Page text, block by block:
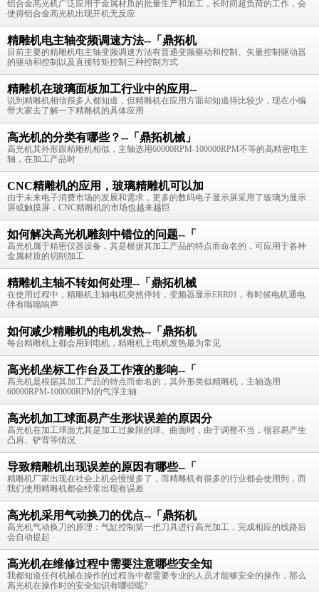
铝合金高光机广泛应用于金属材质的批量生产和加工，长时间超负荷的工作，会
使得铝合金高光机出现开机无反应
精雕机电主轴变频调速方法--「鼎拓机
目前主要的精雕机电主轴变频调速方法有普通变频驱动和控制、矢量控制驱动器
的驱动和控制以及直接转矩控制三种控制方式
精雕机在玻璃面板加工行业中的应用--
说到精雕机相信很多人都知道，但精雕机在应用方面却知道得比较少，现在小编
带大家去了解一下精雕机的具体应用
高光机的分类有哪些？--「鼎拓机械」
高光机其外形跟精雕机相似，主轴选用60000RPM-100000RPM不等的高精密电主
轴，在加工产品时
CNC精雕机的应用，玻璃精雕机可以加
由于未来电子消费市场的发展和需求，更多的数码电子显示屏采用了玻璃为显示
屏或触摸屏，CNC精雕机的市场也越来越巨
如何解决高光机雕刻中错位的问题--「
高光机属于精密仪器设备，其是根据其加工产品的特点而命名的，可应用于各种
金属材质的切削加工
精雕机主轴不转如何处理--「鼎拓机械
在使用过程中，精雕机主轴电机突然停转，变频器显示ERR01，有时候电机通电
伴有嗡嗡响声
如何减少精雕机的电机发热--「鼎拓机
每台精雕机上都会用到电机，精雕机上电机发热最为常见
高光机坐标工作台及工作液的影响--「
高光机是根据其加工产品的特点而命名的，其外形类似精雕机，主轴选用
60000RPM-100000RPM的气浮主轴
高光机加工球面易产生形状误差的原因分
高光机在加工球面尤其是加工过象限的球、曲面时，由于调整不当，很容易产生
凸肩、铲背等情况
导致精雕机出现误差的原因有哪些--「
精雕机厂家出现在社会上机会慢慢多了，而精雕机有很多的行业都会使用到，而
我们使用精雕机都会经常出现有误差
高光机采用气动换刀的优点--「鼎拓机
高光机气动换刀的原理：气缸控制第一把刀具进行高光加工，完成相应的线路后
会自动提起
高光机在维修过程中需要注意哪些安全知
我都知道任何机械在操作的过程当中都需要专业的人员才能够安全的操作，那么
高光机在操作时的安全知识有哪些呢?